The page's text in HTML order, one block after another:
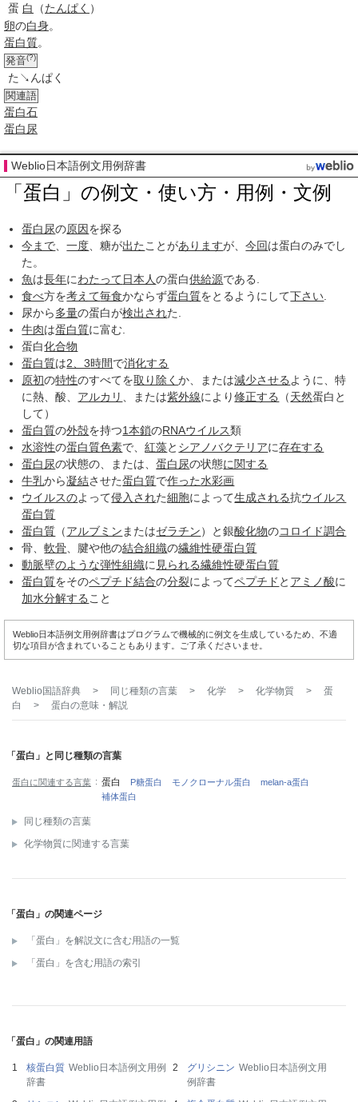
蛋 白 （たんぱく ）
卵の白身。
蛋白質。
発音(?)
た↘んぱく
関連語
蛋白石
蛋白尿
Weblio日本語例文用例辞書
「蛋白」の例文・使い方・用例・文例
蛋白尿の原因を探る
今まで 、一度 、糖が出た ことがありますが、今回は蛋白のみでし
た。
魚は長年にわたって日本人の蛋白供給源である.
食べ方を考えて毎食かならず蛋白質をとるようにして下さい
尿から多量の蛋白が検出された.
牛肉は蛋白質に富む.
蛋白化合物
蛋白質は2、3時間で消化する
原初の特性のすべてを取り除くか、または減少させる ように、特
に熱、酸、 アルカリ 、または紫外線により修正する （天然蛋白と
して）
蛋白質の外殻を持つ1本鎖のRNAウイルス類
水溶性の蛋白質色素で、紅藻と シアノバクテリアに存在する
蛋白尿の状態の、または、蛋白尿の状態に関する
牛乳から凝結させた蛋白質で作った水彩画
ウイルスのよって侵入された細胞によって生成される抗ウイルス
蛋白質
蛋白質 （アルブミン またはゼラチン）と銀酸化物のコロイド調合
骨、軟骨 、腱や他の結合組織の繊維性硬蛋白質
動脈壁のような弾性組織に 見られる繊維性硬蛋白質
蛋白質をそのペプチド結合の分裂によってペプチド と アミノ酸に
加水分解する こと
Weblio日本語例文用例辞書はプログラムで機械的に例文を生成しているため、不適
切な項目が含まれていることもあります。ご了承くださいませ。
Weblio国語辞典 > 同じ種類の言葉 > 化学 > 化学物質 >
蛋
白
> 蛋白の意味・解説
「蛋白」と同じ種類の言葉
蛋白に関連する言葉 蛋白 P糖蛋白 モノクローナル蛋白
melan-a蛋白
補体蛋白
同じ種類の言葉
化学物質に関連する言葉
「蛋白」の関連ページ
「蛋白」を解説文に含む用語の一覧
「蛋白」を含む用語の索引
「蛋白」の関連用語
核蛋白質 Weblio日本語例文用例
辞書
グリシニン Weblio日本語例文用
例辞書